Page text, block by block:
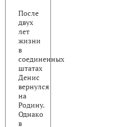
После
двух
лет
жизни
в
соединенных
штатах
Денис
вернулся
на
Родину.
Однако
в